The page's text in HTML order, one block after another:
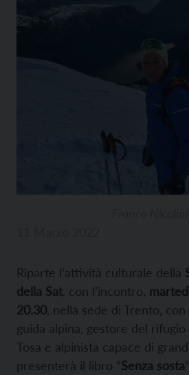
Riparte l’attività culturale della
della Sat, con l’incontro,
20.30 , nella sede di Trento, con
guida alpina, gestore del
Tosa e alpinista capace di
presenterà il libro “Senza sosta